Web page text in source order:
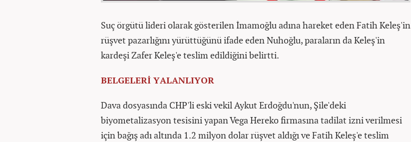
Suç örgütü lideri olarak gösterilen İmamoğlu adına hareket eden Fatih Keleş'in
rüşvet pazarlığını yürüttüğünü ifade eden Nuhoğlu, paraların da Keleş'in
kardeşi Zafer Keleş'e teslim edildiğini belirtti.
BELGELERİ YALANLIYOR
Dava dosyasında CHP'li eski vekil Aykut Erdoğdu'nun, Şile'deki
biyometalizasyon tesisini yapan Vega Hereko firmasına tadilat izni verilmesi
için bağış adı altında 1.2 milyon dolar rüşvet aldığı ve Fatih Keleş'e teslim